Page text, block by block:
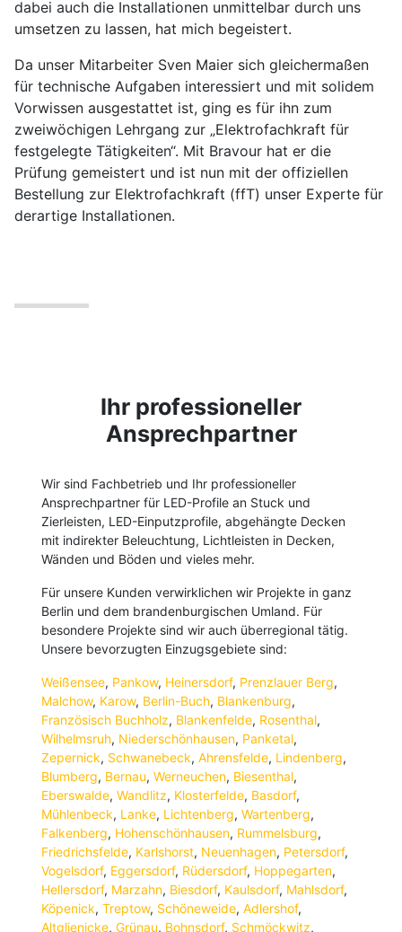
dabei auch die Installationen unmittelbar durch uns
umsetzen zu lassen, hat mich begeistert.
Da unser Mitarbeiter Sven Maier sich gleichermaßen
für technische Aufgaben interessiert und mit solidem
Vorwissen ausgestattet ist, ging es für ihn zum
zweiwöchigen Lehrgang zur „Elektrofachkraft für
festgelegte Tätigkeiten“. Mit Bravour hat er die
Prüfung gemeistert und ist nun mit der offiziellen
Bestellung zur Elektrofachkraft (ffT) unser Experte für
derartige Installationen.
Ihr professioneller
Ansprechpartner
Wir sind Fachbetrieb und Ihr professioneller
Ansprechpartner für LED-Profile an Stuck und
Zierleisten, LED-Einputzprofile, abgehängte Decken
mit indirekter Beleuchtung, Lichtleisten in Decken,
Wänden und Böden und vieles mehr.
Für unsere Kunden verwirklichen wir Projekte in ganz
Berlin und dem brandenburgischen Umland. Für
besondere Projekte sind wir auch überregional tätig.
Unsere bevorzugten Einzugsgebiete sind:
Weißensee, Pankow, Heinersdorf, Prenzlauer Berg,
Malchow, Karow, Berlin-Buch, Blankenburg,
Französisch Buchholz, Blankenfelde, Rosenthal,
Wilhelmsruh, Niederschönhausen, Panketal,
Zepernick, Schwanebeck, Ahrensfelde, Lindenberg,
Blumberg, Bernau, Werneuchen, Biesenthal,
Eberswalde, Wandlitz, Klosterfelde, Basdorf,
Mühlenbeck, Lanke, Lichtenberg, Wartenberg,
Falkenberg, Hohenschönhausen, Rummelsburg,
Friedrichsfelde, Karlshorst, Neuenhagen, Petersdorf,
Vogelsdorf, Eggersdorf, Rüdersdorf, Hoppegarten,
Hellersdorf, Marzahn, Biesdorf, Kaulsdorf, Mahlsdorf,
Köpenick, Treptow, Schöneweide, Adlershof,
Altglienicke, Grünau, Bohnsdorf, Schmöckwitz,